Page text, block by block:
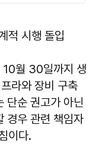
적 시행 돌입
10월 30일까지 생
라와 장비 구축
단순 권고가 아닌
경우 관련 책임자
이다.